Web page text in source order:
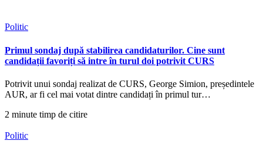
Politic
Primul sondaj după stabilirea candidaturilor. Cine sunt
candidații favoriți să intre în turul doi potrivit CURS
Potrivit unui sondaj realizat de CURS, George Simion, președintele
AUR, ar fi cel mai votat dintre candidați în primul tur…
2 minute timp de citire
Politic